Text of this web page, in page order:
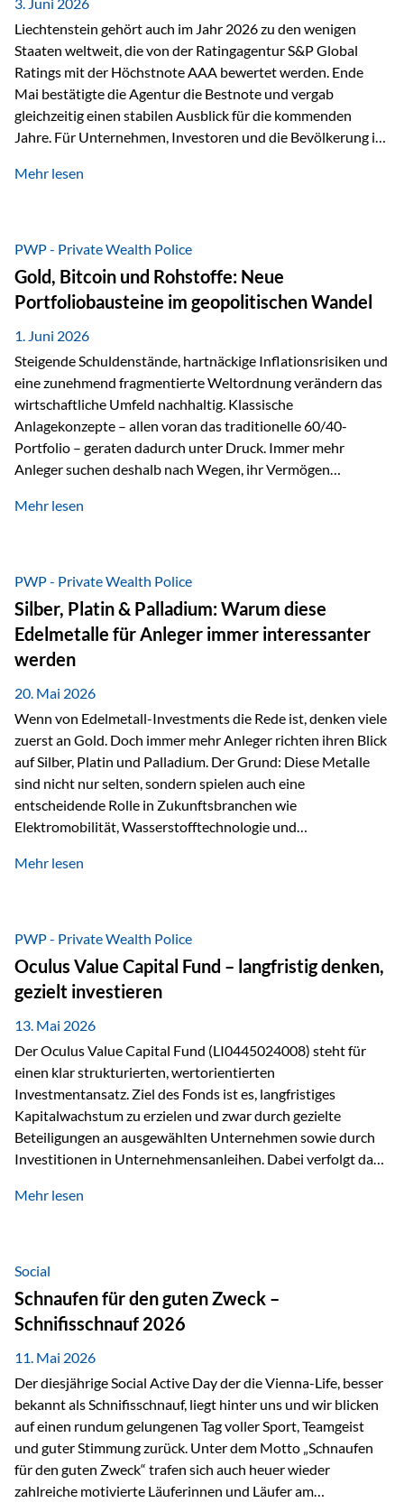
Liechtenstein gehört auch im Jahr 2026 zu den wenigen
Staaten weltweit, die von der Ratingagentur S&P Global
Ratings mit der Höchstnote AAA bewertet werden. Ende
Mai bestätigte die Agentur die Bestnote und vergab
gleichzeitig einen stabilen Ausblick für die kommenden
Jahre. Für Unternehmen, Investoren und die Bevölkerung ist
finanzielle Stabilität des Landes sowie das Vertrauen
trotz Herausforderungen Die weltwirtschaftlichen
Rahmenbedingungen bleiben anspruchsvoll. Geopolitische
Unsicherheiten, eine verhaltene Investitionstätigkeit und
eine schwächere Nachfrage in wichtigen Exportmärkten
beeinflussen auch die liechtensteinische Wirtschaft.
Dennoch sieht…
Mehr lesen
PWP - Private Wealth Police
Gold, Bitcoin und Rohstoffe: Neue
Portfoliobausteine im geopolitischen Wandel
1. Juni 2026
Steigende Schuldenstände, hartnäckige Inflationsrisiken und
eine zunehmend fragmentierte Weltordnung verändern das
wirtschaftliche Umfeld nachhaltig. Klassische
Anlagekonzepte – allen voran das traditionelle 60/40-
Portfolio – geraten dadurch unter Druck. Immer mehr
Anleger suchen deshalb nach Wegen, ihr Vermögen
Unsicherheit abzusichern. Genau hier rücken reale und
monetäre Rolle zurück Gold erlebt derzeit eine
bemerkenswerte Renaissance als monetärer Wertspeicher.
Treiber sind Rekordkäufe der Zentralbanken, geopolitische
Spannungen und ein schleichender Vertrauensverlust in
ungedeckte Papierwährungen. Wie groß dieser
Vertrauensverlust ausfällt, zeigt ein nüchterner
Mehr lesen
PWP - Private Wealth Police
Silber, Platin & Palladium: Warum diese
Edelmetalle für Anleger immer interessanter
werden
20. Mai 2026
Wenn von Edelmetall-Investments die Rede ist, denken viele
zuerst an Gold. Doch immer mehr Anleger richten ihren Blick
auf Silber, Platin und Palladium. Der Grund: Diese Metalle
sind nicht nur selten, sondern spielen auch eine
entscheidende Rolle in Zukunftsbranchen wie
Elektromobilität, Wasserstofftechnologie und
Faktoren für Investoren – begrenztes Angebot und
klassischer „Sicherheitsanker“ gilt, bieten Silber, Platin und
Palladium zusätzlich die Chance, von technologischen
Entwicklungen zu profitieren. Die Nachfrage entsteht nicht
nur durch Anleger, sondern vor allem durch die Industrie.
Gerade in…
Mehr lesen
PWP - Private Wealth Police
Oculus Value Capital Fund – langfristig denken,
gezielt investieren
13. Mai 2026
Der Oculus Value Capital Fund (LI0445024008) steht für
einen klar strukturierten, wertorientierten
Investmentansatz. Ziel des Fonds ist es, langfristiges
Kapitalwachstum zu erzielen und zwar durch gezielte
Beteiligungen an ausgewählten Unternehmen sowie durch
Investitionen in Unternehmensanleihen. Dabei verfolgt das
Marktbewegungen stehen im Fokus, sondern die
innerhalb der Private Wealth Police der Vienna-Life steht
der Oculus Value Capital Fund für einen langfristig
orientierten Value-Investing-Ansatz mit Fokus auf
fundamentale Unternehmensanalyse und nachhaltige
Wertentwicklung. Der Investmentansatz: Value Investing
mit Weitblick Im Zentrum steht ein…
Mehr lesen
Social
Schnaufen für den guten Zweck –
Schnifisschnauf 2026
11. Mai 2026
Der diesjährige Social Active Day der die Vienna-Life, besser
bekannt als Schnifisschnauf, liegt hinter uns und wir blicken
auf einen rundum gelungenen Tag voller Sport, Teamgeist
und guter Stimmung zurück. Unter dem Motto „Schnaufen
für den guten Zweck“ trafen sich auch heuer wieder
zahlreiche motivierte Läuferinnen und Läufer am